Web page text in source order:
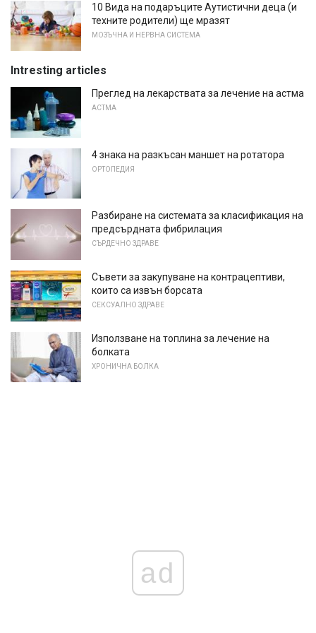
10 Вида на подаръците Аутистични деца (и
техните родители) ще мразят
МОЗЪЧНА И НЕРВНА СИСТЕМА
Intresting articles
Преглед на лекарствата за лечение на астма
АСТМА
4 знака на разкъсан маншет на ротатора
ОРТОПЕДИЯ
Разбиране на системата за класификация на
предсърдната фибрилация
СЪРДЕЧНО ЗДРАВЕ
Съвети за закупуване на контрацептиви,
които са извън борсата
СЕКСУАЛНО ЗДРАВЕ
Използване на топлина за лечение на
болката
ХРОНИЧНА БОЛКА
ad